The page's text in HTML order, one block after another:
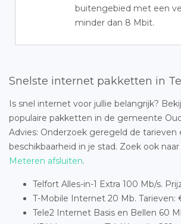
buitengebied met een
minder dan 8 Mbit.
Snelste internet pakketten in
Is snel internet voor jullie belangrijk?
populaire pakketten in de gemeente
Advies: Onderzoek geregeld de tarieven
beschikbaarheid in je stad. Zoek ook naar
Meteren afsluiten.
Telfort Alles-in-1 Extra 100 Mb/s.
T-Mobile Internet 20 Mb. Tarieven:
Tele2 Internet Basis en Bellen 60